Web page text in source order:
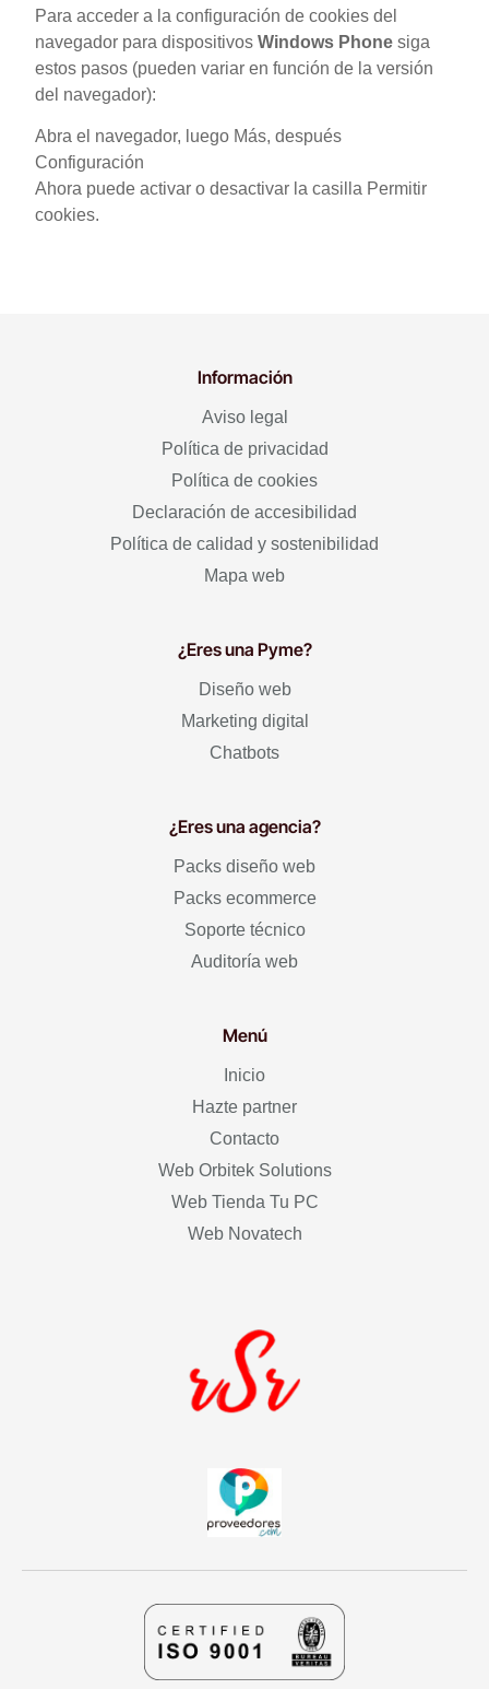
Para acceder a la configuración de cookies del
navegador para dispositivos Windows Phone siga
estos pasos (pueden variar en función de la versión
del navegador):
Abra el navegador, luego Más, después
Configuración
Ahora puede activar o desactivar la casilla Permitir
cookies.
Menú
Inicio
Hazte partner
Contacto
Web Orbitek Solutions
Web Tienda Tu PC
Web Novatech
¿Eres una agencia?
Packs diseño web
Packs ecommerce
Soporte técnico
Auditoría web
¿Eres una Pyme?
Diseño web
Marketing digital
Chatbots
Información
Aviso legal
Política de privacidad
Política de cookies
Declaración de accesibilidad
Política de calidad y sostenibilidad
Mapa web